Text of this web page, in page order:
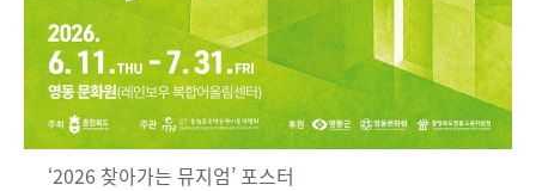
‘2026 찾아가는 뮤지엄’ 포스터